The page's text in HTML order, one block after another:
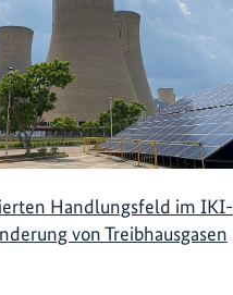
Handlungsfeld im IKI-
von Treibhausgasen